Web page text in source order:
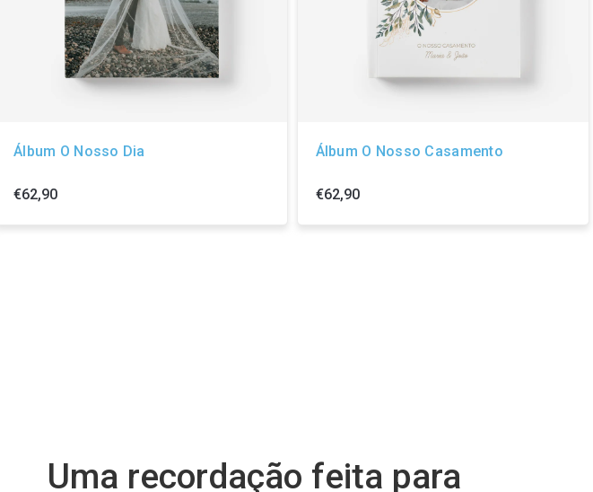
Álbum O Nosso Dia
€62,90
Álbum O Nosso Casamento
€62,90
Uma recordação feita para